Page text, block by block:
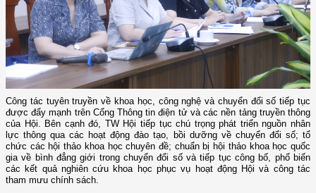
Công tác tuyên truyền về khoa học, công nghệ và chuyển đổi số tiếp tục
được đẩy mạnh trên Cổng Thông tin điện tử và các nền tảng truyền thông
của Hội. Bên cạnh đó, TW Hội tiếp tục chú trọng phát triển nguồn nhân
lực thông qua các hoạt động đào tạo, bồi dưỡng về chuyển đổi số; tổ
chức các hội thảo khoa học chuyên đề; chuẩn bị hội thảo khoa học quốc
gia về bình đẳng giới trong chuyển đổi số và tiếp tục công bố, phổ biến
các kết quả nghiên cứu khoa học phục vụ hoạt động Hội và công tác
tham mưu chính sách.